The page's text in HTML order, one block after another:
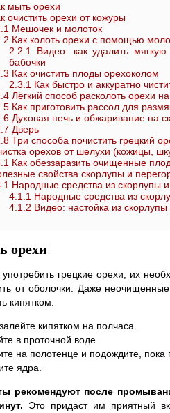
мыть орехи
очистить орехи от кожуры
Мешочек и молоток
Как колоть орехи с помощью
2.2.1
Видео: как удалить
бабочки
Как очистить плоды орехоколом
2.3.1 Как быстро и аккуратно
Лёгкий способ расколоть орехи
Как приготовить рассол для
Духовая печь и обжаривание на
Дверь
Три способа почистить грецкий
орехов от шелухи (кожицы,
Как обеззаразить очищенные
свойства скорлупы и
Народные средства из скорлупы
4.1.1 Народные средства из
4.1.2 Видео: настойка из скорлупы
орехи
грецкие орехи, их
от оболочки. Даже
кипятком.
кипятком на полчаса.
в проточной воде.
на полотенце и подождите, пока
ядра.
рекомендуют после
Это придаст им приятный